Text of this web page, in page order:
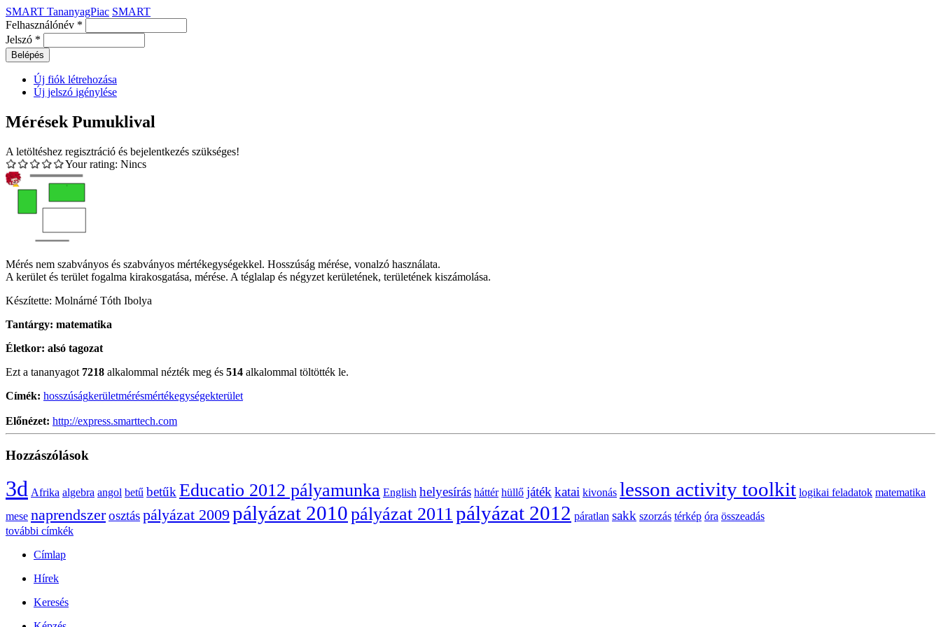
SMART TananyagPiac SMART
Felhasználónév *
Jelszó *
Új fiók létrehozása
Új jelszó igénylése
Mérések Pumuklival
A letöltéshez regisztráció és bejelentkezés szükséges!
Your rating: Nincs
Mérés nem szabványos és szabványos mértékegységekkel. Hosszúság mérése, vonalzó használata.
A kerület és terület fogalma kirakosgatása, mérése. A téglalap és négyzet kerületének, területének kiszámolása.
Készítette: Molnárné Tóth Ibolya
Tantárgy: matematika
Életkor: alsó tagozat
Ezt a tananyagot 7218 alkalommal nézték meg és 514 alkalommal töltötték le.
Címék: hosszúságkerületmérésmértékegységekterület
Előnézet: http://express.smarttech.com
Hozzászólások
3d Afrika algebra angol betű betűkEducatio 2012 pályamunka English helyesírás háttér hüllő játékkatai kivonás lesson activity toolkit logikai feladatok matematika
mese naprendszerosztáspályázat 2009 pályázat 2010pályázat 2011pályázat 2012 páratlan sakk szorzás térkép óra összeadás
további címkék
Címlap
Hírek
Keresés